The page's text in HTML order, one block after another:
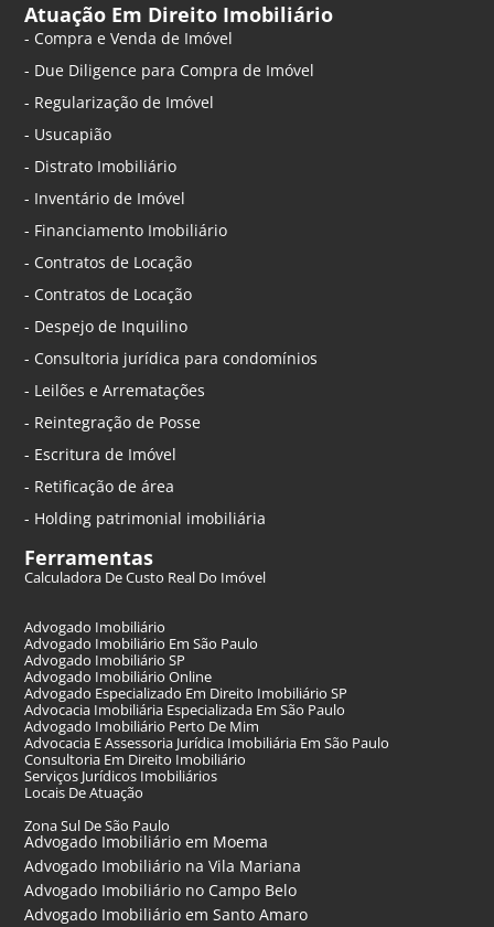
Atuação Em Direito Imobiliário
- Compra e Venda de Imóvel
- Due Diligence para Compra de Imóvel
- Regularização de Imóvel
- Usucapião
- Distrato Imobiliário
- Inventário de Imóvel
- Financiamento Imobiliário
- Contratos de Locação
- Contratos de Locação
- Despejo de Inquilino
- Consultoria jurídica para condomínios
- Leilões e Arrematações
- Reintegração de Posse
- Escritura de Imóvel
- Retificação de área
- Holding patrimonial imobiliária
Ferramentas
Calculadora De Custo Real Do Imóvel
Advogado Imobiliário
Advogado Imobiliário Em São Paulo
Advogado Imobiliário SP
Advogado Imobiliário Online
Advogado Especializado Em Direito Imobiliário SP
Advocacia Imobiliária Especializada Em São Paulo
Advogado Imobiliário Perto De Mim
Advocacia E Assessoria Jurídica Imobiliária Em São Paulo
Consultoria Em Direito Imobiliário
Serviços Jurídicos Imobiliários
Locais De Atuação
Zona Sul De São Paulo
Advogado Imobiliário em Moema
Advogado Imobiliário na Vila Mariana
Advogado Imobiliário no Campo Belo
Advogado Imobiliário em Santo Amaro